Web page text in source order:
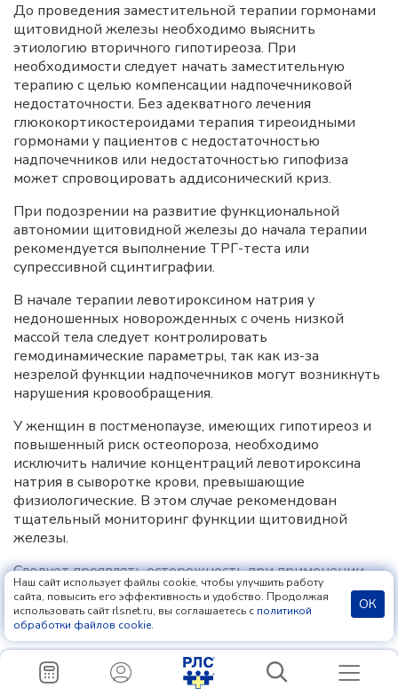
До проведения заместительной терапии гормонами
щитовидной железы необходимо выяснить
этиологию вторичного гипотиреоза. При
необходимости следует начать заместительную
терапию с целью компенсации надпочечниковой
недостаточности. Без адекватного лечения
глюкокортикостероидами терапия тиреоидными
гормонами у пациентов с недостаточностью
надпочечников или недостаточностью гипофиза
может спровоцировать аддисонический криз.
При подозрении на развитие функциональной
автономии щитовидной железы до начала терапии
рекомендуется выполнение ТРГ-теста или
супрессивной сцинтиграфии.
В начале терапии левотироксином натрия у
недоношенных новорожденных с очень низкой
массой тела следует контролировать
гемодинамические параметры, так как из-за
незрелой функции надпочечников могут возникнуть
нарушения кровообращения.
У женщин в постменопаузе, имеющих гипотиреоз и
повышенный риск остеопороза, необходимо
исключить наличие концентраций левотироксина
натрия в сыворотке крови, превышающие
физиологические. В этом случае рекомендован
тщательный мониторинг функции щитовидной
железы.
Следует проявлять осторожность при применении
левотироксина натрия пациентам с эпилепсией в
анамнезе, поскольку это увеличивает риск
эпилептических припадков.
Применение левотироксина натрия не
рекомендуется при наличии метаболических
Наш сайт использует файлы cookie, чтобы улучшить работу
сайта, повысить его эффективность и удобство. Продолжая
использовать сайт rlsnet.ru, вы соглашаетесь с политикой
обработки файлов cookie.
ОК